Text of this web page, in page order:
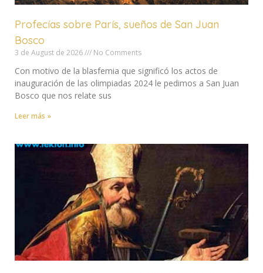
Profecías sobre París, sueños de San Juan
Bosco
3 de August de 2026 No Comments
Con motivo de la blasfemia que significó los actos de
inauguración de las olimpiadas 2024 le pedimos a San Juan
Bosco que nos relate sus
Leer más »